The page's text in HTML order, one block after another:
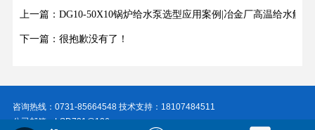
上一篇：DG10-50X10锅炉给水泵选型应用案例|冶金厂高温给水解决
下一篇：很抱歉没有了！
咨询热线：0731-85664548 技术支持：18107484511
公司邮箱：LSD731@126.com